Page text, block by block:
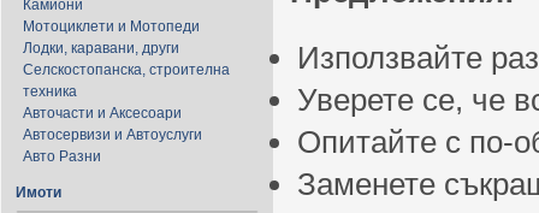
Камиони
Мотоциклети и Мотопеди
Лодки, каравани, други
Селскостопанска, строителна
техника
Авточасти и Аксесоари
Автосервизи и Автоуслуги
Авто Разни
Имоти
Използвайте
Уверете се, че
Опитайте с по-
Заменете